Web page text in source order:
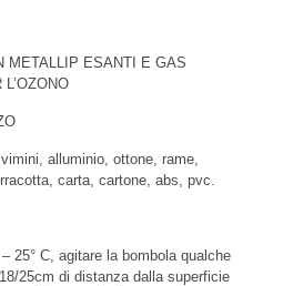
METALLIP ESANTI E GAS
alluminio, ottone, rame,
carta, cartone, abs, pvc.
25° C, agitare la bombola qualche
25cm di distanza dalla superficie